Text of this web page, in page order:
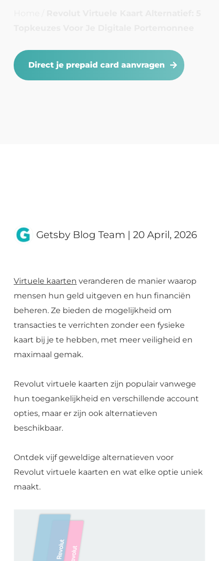
Direct je prepaid card aanvragen
Getsby Blog Team | 20 April, 2026
Virtuele kaarten veranderen de manier waarop
mensen hun geld uitgeven en hun financiën
beheren. Ze bieden de mogelijkheid om
transacties te verrichten zonder een fysieke
kaart bij je te hebben, met meer veiligheid en
maximaal gemak.
Revolut virtuele kaarten zijn populair vanwege
hun toegankelijkheid en verschillende account
opties, maar er zijn ook alternatieven
beschikbaar.
Ontdek vijf geweldige alternatieven voor
Revolut virtuele kaarten en wat elke optie uniek
maakt.